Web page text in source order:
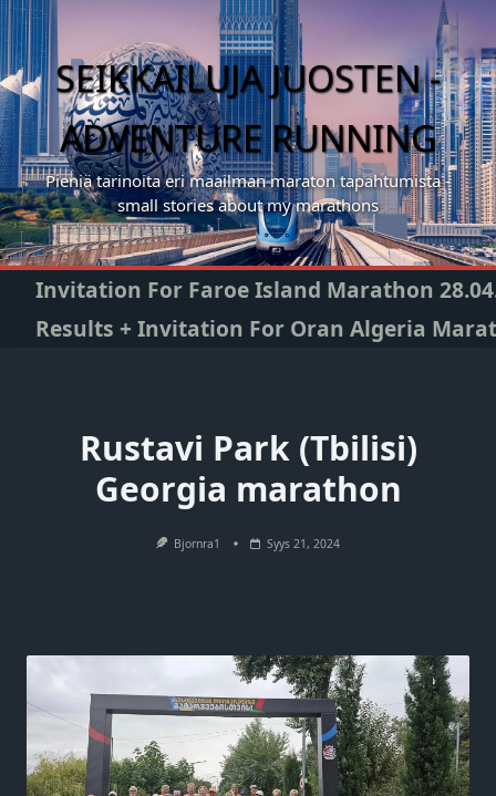
Skip
to
contentSEIKKAILUJA JUOSTEN -
ADVENTURE RUNNING
Pieniä tarinoita eri maailman maraton tapahtumista -
small stories about my marathons
Invitation For Faroe Island Marathon
Results + Invitation For Oran Algeria
Rustavi Park (Tbilisi)
Georgia marathon
Bjornra1 Syys 21, 2024